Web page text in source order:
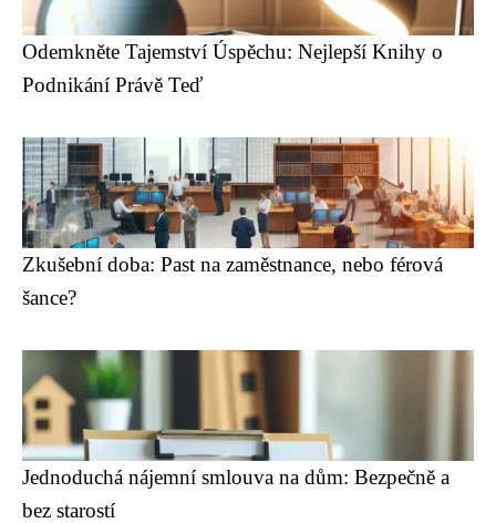
Odemkněte Tajemství Úspěchu: Nejlepší Knihy o
Podnikání Právě Teď
Zkušební doba: Past na zaměstnance, nebo férová
šance?
Jednoduchá nájemní smlouva na dům: Bezpečně a
bez starostí